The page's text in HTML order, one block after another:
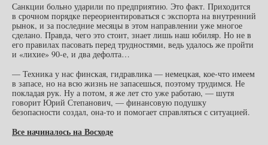
Санкции больно ударили по предприятию. Это факт. Приходится
в срочном порядке переориентироваться с экспорта на внутренний
рынок, и за последние месяцы в этом направлении уже многое
сделано. Правда, чего это стоит, знает лишь наш юбиляр. Но не в
его правилах пасовать перед трудностями, ведь удалось же пройти
и «лихие» 90-е, и два дефолта…
— Техника у нас финская, гидравлика — немецкая, кое-что имеем
в запасе, но на всю жизнь не запасешься, поэтому трудимся. Не
покладая рук. Ну а потом, я же лет сто уже работаю, — шутя
говорит Юрий Степанович, — финансовую подушку
безопасности создал, она-то и помогает справляться с ситуацией.
Все начиналось на Восходе